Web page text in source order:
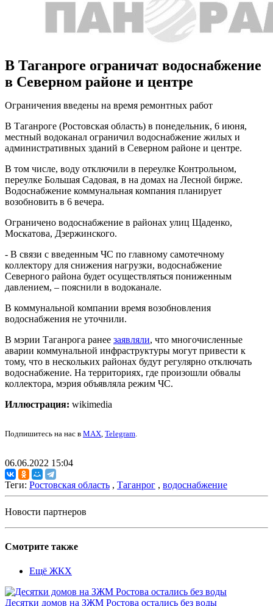
В Таганроге ограничат водоснабжение
в Северном районе и центре
Ограничения введены на время ремонтных работ
В Таганроге (Ростовская область) в понедельник, 6 июня,
местный водоканал ограничил водоснабжение жилых и
административных зданий в Северном районе и центре.
В том числе, воду отключили в переулке Контрольном,
переулке Большая Садовая, в на домах на Лесной бирже.
Водоснабжение коммунальная компания планирует
возобновить в 6 вечера.
Ограничено водоснабжение в районах улиц Щаденко,
Москатова, Дзержинского.
- В связи с введенным ЧС по главному самотечному
коллектору для снижения нагрузки, водоснабжение
Северного района будет осуществляться пониженным
давлением, – пояснили в водоканале.
В коммунальной компании время возобновления
водоснабжения не уточнили.
В мэрии Таганрога ранее заявляли, что многочисленные
аварии коммунальной инфраструктуры могут привести к
тому, что в нескольких районах будут регулярно отключать
водоснабжение. На территориях, где произошли обвалы
коллектора, мэрия объявляла режим ЧС.
Иллюстрация: wikimedia
Подпишитесь на нас в MAX, Telegram.
06.06.2022 15:04
Теги: Ростовская область , Таганрог , водоснабжение
Новости партнеров
Смотрите также
Ещё ЖКХ
Десятки домов на ЗЖМ Ростова остались без воды